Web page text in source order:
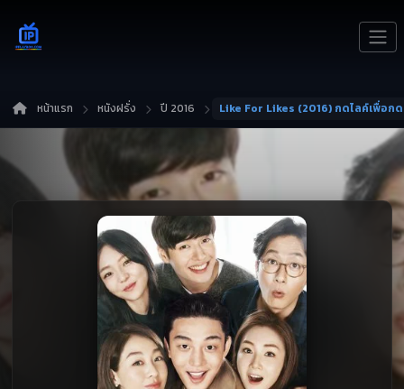
หน้าแรก หนังฝรั่ง ปี 2016